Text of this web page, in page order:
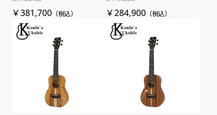
￥381,700（税込） ￥284,900 （税込）